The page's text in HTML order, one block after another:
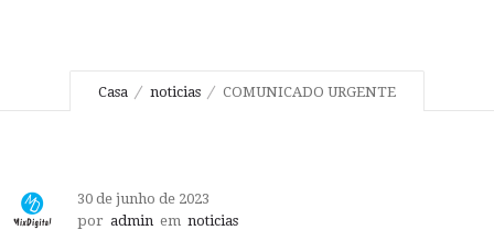
Casa noticias COMUNICADO URGENTE
30 de junho de 2023
por admin em noticias